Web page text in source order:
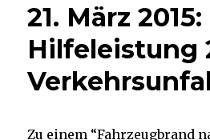
21. März
Hilfeleistung
Zu einem “Fahrzeugbrand